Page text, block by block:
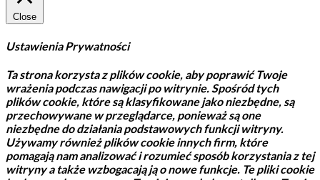
Close
Ustawienia Prywatności
Ta strona korzysta z plików cookie, aby poprawić Twoje
wrażenia podczas nawigacji po witrynie.Spośród tych
plików cookie, które są klasyfikowane jako niezbędne, są
przechowywane w przeglądarce, ponieważ są one
niezbędne do działania podstawowych funkcji witryny.
Używamy również plików cookie innych firm, które
pomagają nam analizować i rozumieć sposób korzystania z tej
witryny a także wzbogacają ją o nowe funkcje. Te pliki cookie